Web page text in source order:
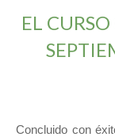
EL
Concluido con